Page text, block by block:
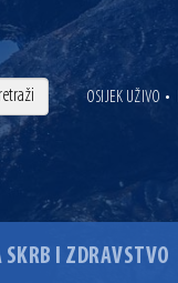
OSIJEK UŽIVO •
SKRB I ZDRAVSTVO